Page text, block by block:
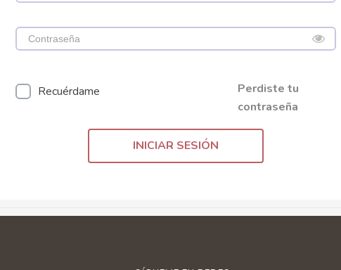
Recuérdame
INICIAR SESIÓN
Perdiste tu
contraseña